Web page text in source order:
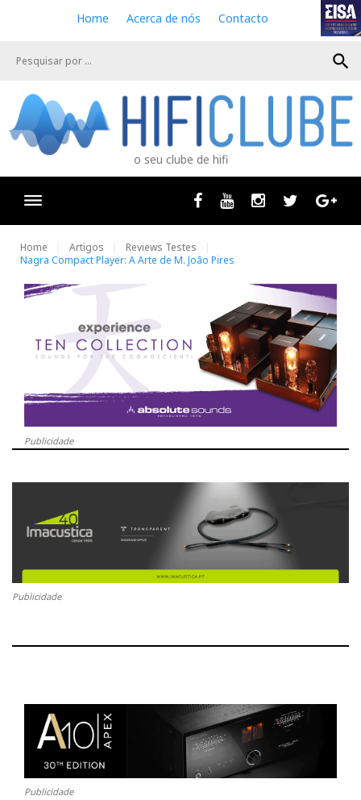
e
Home Acerca de nós Contacto
search
o seu clube de hifi
Facebook
Youtube InstagramTwitter
Home Artigos
Reviews Testes
Nagra Compact Player: A Arte de M. João Pires
Publicidade
Publicidade
Publicidade